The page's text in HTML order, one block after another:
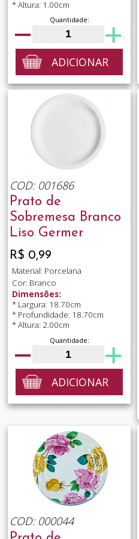
* Altura: 1.00cm
Quantidade:
ADICIONAR
COD: 001686
Prato de
Sobremesa Branco
Liso Germer
R$ 0,99
Material: Porcelana
Cor: Branco
Dimensões:
* Largura: 18.70cm
* Profundidade: 18.70cm
* Altura: 2.00cm
Quantidade:
ADICIONAR
COD: 000044